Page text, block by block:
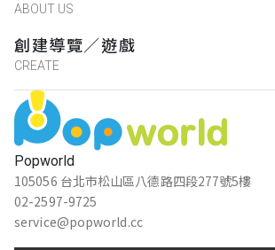
Popworld
105056 台北市松山區八德路四段277號5樓
02-2597-9725
service@popworld.cc
ABOUT US
創建導覽／遊戲
CREATE